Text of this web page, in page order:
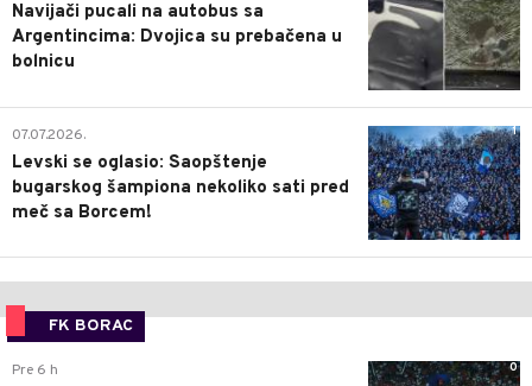
Navijači pucali na autobus sa
Argentincima: Dvojica su prebačena u
bolnicu
1
07.07.2026.
Levski se oglasio: Saopštenje
bugarskog šampiona nekoliko sati pred
meč sa Borcem!
FK BORAC
0
Pre 6 h